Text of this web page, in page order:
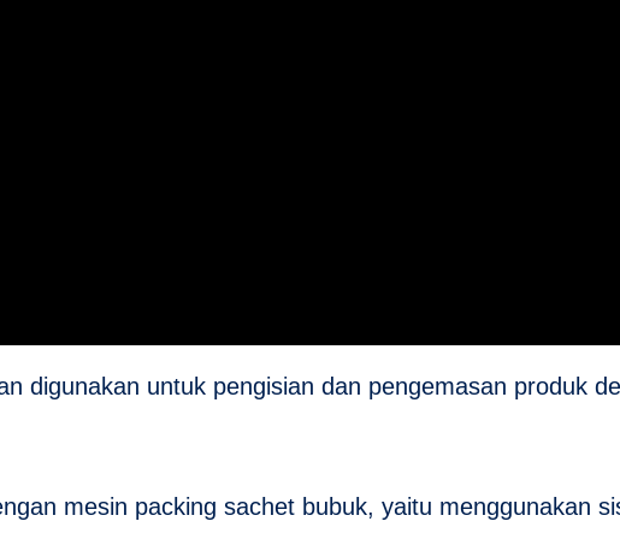
digunakan untuk pengisian dan pengemasan produk
mesin packing sachet bubuk, yaitu menggunakan